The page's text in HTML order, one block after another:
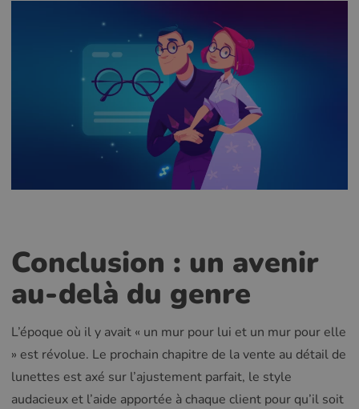
Conclusion : un avenir
au-delà du genre
L’époque où il y avait « un mur pour lui et un mur pour elle
» est révolue. Le prochain chapitre de la vente au détail de
lunettes est axé sur l’ajustement parfait, le style
audacieux et l’aide apportée à chaque client pour qu’il soit